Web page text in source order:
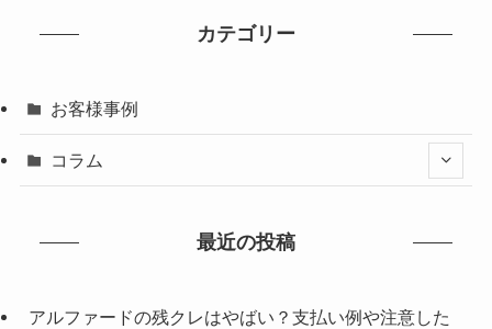
カテゴリー
お客様事例
コラム
最近の投稿
アルファードの残クレはやばい？支払い例や注意した